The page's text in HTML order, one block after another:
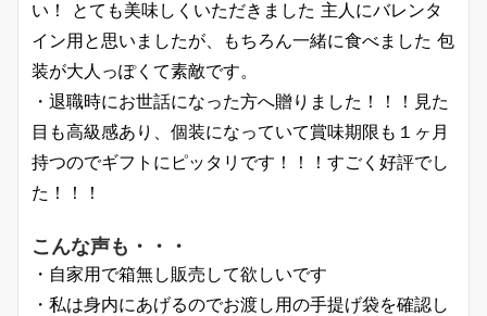
い！ とても美味しくいただきました 主人にバレンタ
イン用と思いましたが、もちろん一緒に食べました 包
装が大人っぽくて素敵です。
・退職時にお世話になった方へ贈りました！！！見た
目も高級感あり、個装になっていて賞味期限も１ヶ月
持つのでギフトにピッタリです！！！すごく好評でし
た！！！
こんな声も・・・
・自家用で箱無し販売して欲しいです
・私は身内にあげるのでお渡し用の手提げ袋を確認し